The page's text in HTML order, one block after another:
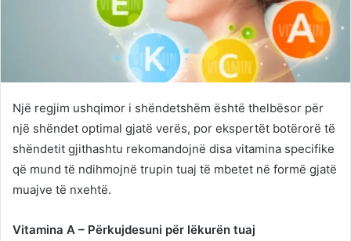
Një regjim ushqimor i shëndetshëm është thelbësor për
një shëndet optimal gjatë verës, por ekspertët botërorë të
shëndetit gjithashtu rekomandojnë disa vitamina specifike
që mund të ndihmojnë trupin tuaj të mbetet në formë gjatë
muajve të nxehtë.
Vitamina A – Përkujdesuni për lëkurën tuaj